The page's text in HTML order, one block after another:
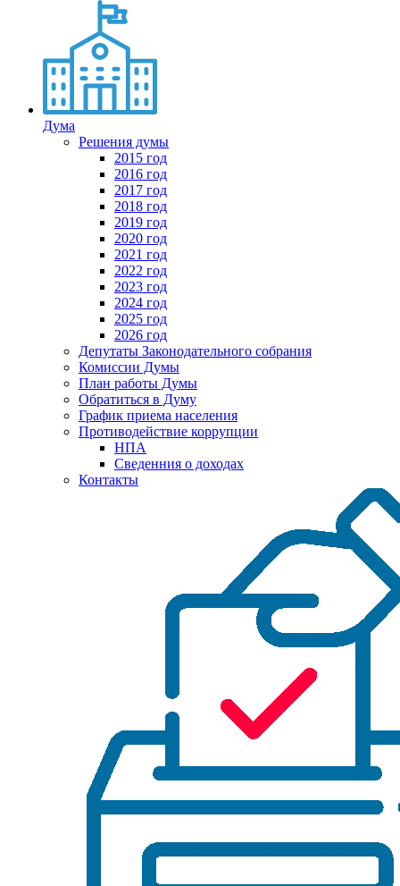
Дума
Решения думы
2015 год
2016 год
2017 год
2018 год
2019 год
2020 год
2021 год
2022 год
2023 год
2024 год
2025 год
2026 год
Депутаты Законодательного собрания
Комиссии Думы
План работы Думы
Обратиться в Думу
График приема населения
Противодействие коррупции
НПА
Сведенния о доходах
Контакты